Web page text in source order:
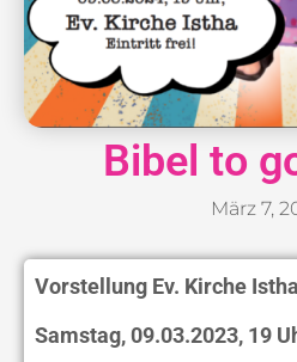
Bibel to
März 7,
Vorstellung Ev. Kirche Istha
Samstag, 09.03.2023, 19